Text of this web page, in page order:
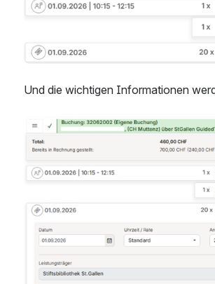
Und die wichtigen Informationen
Open